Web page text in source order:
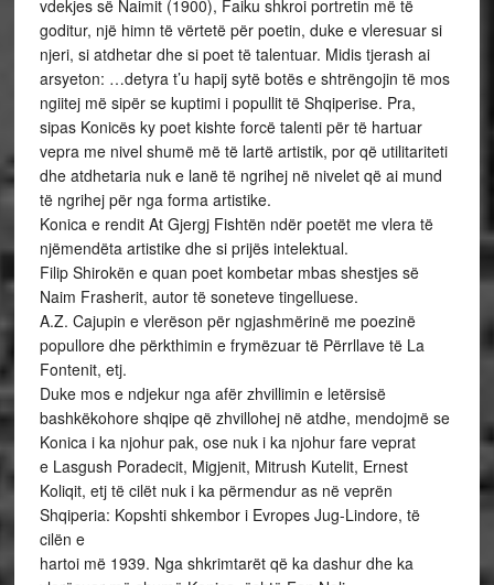
vdekjes së Naimit (1900), Faiku shkroi portretin më të
goditur, një himn të vërtetë për poetin, duke e vleresuar si
njeri, si atdhetar dhe si poet të talentuar. Midis tjerash ai
arsyeton: …detyra t’u hapij sytë botës e shtrëngojin të mos
ngiitej më sipër se kuptimi i popullit të Shqiperise. Pra,
sipas Konicës ky poet kishte forcë talenti për të hartuar
vepra me nivel shumë më të lartë artistik, por që utilitariteti
dhe atdhetaria nuk e lanë të ngrihej në nivelet që ai mund
të ngrihej për nga forma artistike.
Konica e rendit At Gjergj Fishtën ndër poetët me vlera të
njëmendëta artistike dhe si prijës intelektual.
Filip Shirokën e quan poet kombetar mbas shestjes së
Naim Frasherit, autor të soneteve tingelluese.
A.Z. Cajupin e vlerëson për ngjashmërinë me poezinë
popullore dhe përkthimin e frymëzuar të Përrllave të La
Fontenit, etj.
Duke mos e ndjekur nga afër zhvillimin e letërsisë
bashkëkohore shqipe që zhvillohej në atdhe, mendojmë se
Konica i ka njohur pak, ose nuk i ka njohur fare veprat
e Lasgush Poradecit, Migjenit, Mitrush Kutelit, Ernest
Koliqit, etj të cilët nuk i ka përmendur as në veprën
Shqiperia: Kopshti shkembor i Evropes Jug-Lindore, të
cilën e
hartoi më 1939. Nga shkrimtarët që ka dashur dhe ka